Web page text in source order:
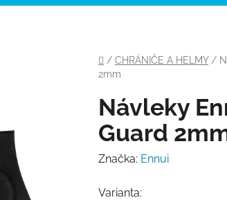
Domů
/ CHRÁNIČE A HELMY /
2mm
Návleky
Guard
Značka: Ennui
Varianta: